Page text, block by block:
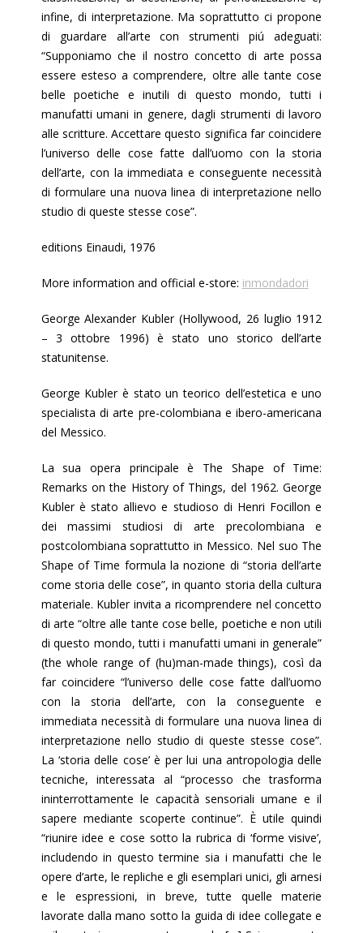
infine, di interpretazione. Ma soprattutto ci propone
di guardare all’arte con strumenti piú adeguati:
“Supponiamo che il nostro concetto di arte possa
essere esteso a comprendere, oltre alle tante cose
belle poetiche e inutili di questo mondo, tutti i
manufatti umani in genere, dagli strumenti di lavoro
alle scritture. Accettare questo significa far coincidere
l’universo delle cose fatte dall’uomo con la storia
dell’arte, con la immediata e conseguente necessità
di formulare una nuova linea di interpretazione nello
studio di queste stesse cose”.
editions Einaudi, 1976
More information and official e-store: inmondadori
George Alexander Kubler (Hollywood, 26 luglio 1912
– 3 ottobre 1996) è stato uno storico dell’arte
statunitense.
George Kubler è stato un teorico dell’estetica e uno
specialista di arte pre-colombiana e ibero-americana
del Messico.
La sua opera principale è The Shape of Time:
Remarks on the History of Things, del 1962. George
Kubler è stato allievo e studioso di Henri Focillon e
dei massimi studiosi di arte precolombiana e
postcolombiana soprattutto in Messico. Nel suo The
Shape of Time formula la nozione di “storia dell’arte
come storia delle cose”, in quanto storia della cultura
materiale. Kubler invita a ricomprendere nel concetto
di arte “oltre alle tante cose belle, poetiche e non utili
di questo mondo, tutti i manufatti umani in generale”
(the whole range of (hu)man-made things), così da
far coincidere “l’universo delle cose fatte dall’uomo
con la storia dell’arte, con la conseguente e
immediata necessità di formulare una nuova linea di
interpretazione nello studio di queste stesse cose”.
La ‘storia delle cose’ è per lui una antropologia delle
tecniche, interessata al “processo che trasforma
ininterrottamente le capacità sensoriali umane e il
sapere mediante scoperte continue”. È utile quindi
“riunire idee e cose sotto la rubrica di ‘forme visive’,
includendo in questo termine sia i manufatti che le
opere d’arte, le repliche e gli esemplari unici, gli arnesi
e le espressioni, in breve, tutte quelle materie
lavorate dalla mano sotto la guida di idee collegate e